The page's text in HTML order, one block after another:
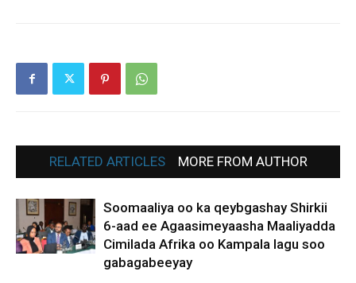
RELATED ARTICLES MORE FROM AUTHOR
Soomaaliya oo ka qeybgashay Shirkii
6-aad ee Agaasimeyaasha Maaliyadda
Cimilada Afrika oo Kampala lagu soo
gabagabeeyay